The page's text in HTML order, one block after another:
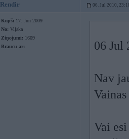
Rendir 06. Jul 2010,
Kopš: 17. Jun 2009
No: Viļaka
Ziņojumi: 1609
Braucu ar:
06 Jul
Nav
Vai